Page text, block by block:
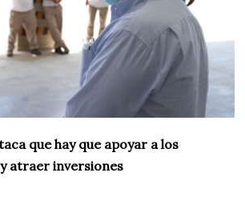
que hay que apoyar a los
atraer inversiones